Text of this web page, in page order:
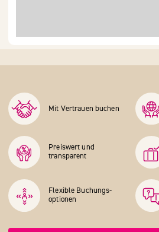
Mit Vertrauen buchen
Preiswert und
transparent
Flexible Buchungs­
optionen